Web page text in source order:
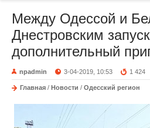
Между Одессой и
Днестровским
дополнительный
npadmin 3-04-2019, 10:53 1 424
Главная / Новости / Одесский регион